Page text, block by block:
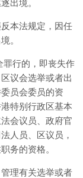
出境。
本法规定，因任
。
罪行的，即丧失作
议会选举或者出
员会委员的资
特别行政区基本
会议员、政府官
人员、区议员，
务的资格。
理有关选举或者